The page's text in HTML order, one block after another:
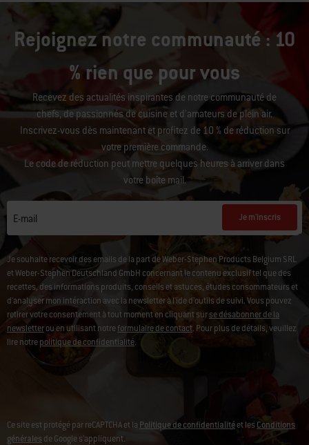
Rejoignez notre communauté : 10
% rien que pour vous
Recevez des actualités inspirantes de notre communauté de
chefs, de passionnés de cuisine et d’amateurs de plein air.
Inscrivez-vous dès maintenant et profitez de 10 % de réduction sur
votre première commande.
Le code de réduction peut mettre quelques heures à arriver dans
votre boîte mail.
E-mail Je m'inscris
Je souhaite recevoir des emails de la part de Weber-Stephen Products Belgium SRL
et Weber-Stephen Deutschland GmbH concernant le contenu exclusif tel que des
recettes, des informations produits, conseils et astuces, études consommateurs et
d'analyser mon intéraction avec la newsletter à l'ide d'outils de suivi. Vous pouvez
retirer votre consentement à tout moment en cliquant surse désabonner de la
newsletterou en utilisant notreformulaire de contact. Pour plus de détails, veuillez
lire notrepolitique de confidentialité.
Ce site est protégé par reCAPTCHA et la Politique de confidentialitéet les Conditions
générales de Google s’appliquent.